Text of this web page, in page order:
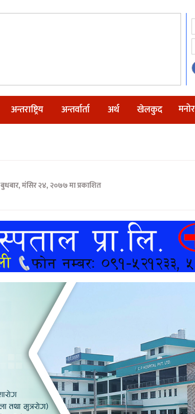
अन्तराष्ट्रिय अन्तर्वार्ता अर्थ खेलकुद
बुधबार, मंसिर २४, २०७७ मा प्रकाशित